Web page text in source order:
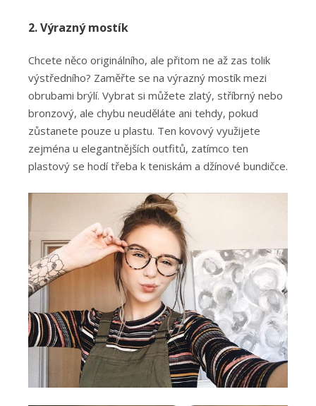
2. Výrazný mostík
Chcete něco originálního, ale přitom ne až zas tolik
výstředního? Zaměřte se na výrazný mostík mezi
obrubami brýlí. Vybrat si můžete zlatý, stříbrný nebo
bronzový, ale chybu neuděláte ani tehdy, pokud
zůstanete pouze u plastu. Ten kovový využijete
zejména u elegantnějších outfitů, zatímco ten
plastový se hodí třeba k teniskám a džínové bundičce.